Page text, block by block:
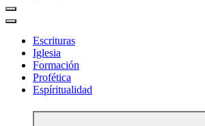
Escrituras
Iglesia
Formación
Profética
Espíritualidad